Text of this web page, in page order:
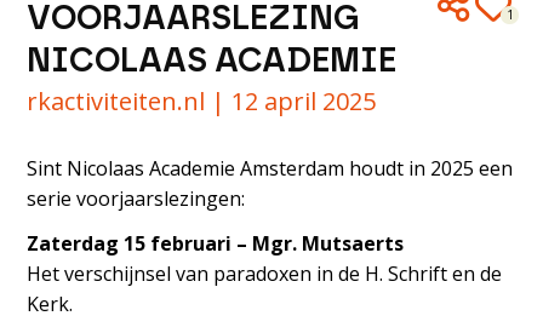
1
VOORJAARSLEZING
NICOLAAS ACADEMIE
rkactiviteiten.nl | 12 april 2025
Sint Nicolaas Academie Amsterdam houdt in 2025 een
serie voorjaarslezingen:
Zaterdag 15 februari – Mgr. Mutsaerts
Het verschijnsel van paradoxen in de H. Schrift en de
Kerk.